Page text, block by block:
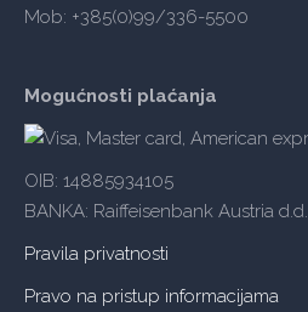
Mob: +385(0)99/336-5500
Mogućnosti plaćanja
OIB: 14885934105
BANKA: Raiffeisenbank Austria d.d.
Pravila privatnosti
Pravo na pristup informacijama